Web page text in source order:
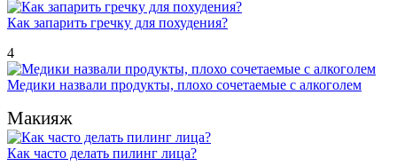
Как запарить гречку для похудения?
4
Медики назвали продукты, плохо сочетаемые с алкоголем
Макияж
Как часто делать пилинг лица?